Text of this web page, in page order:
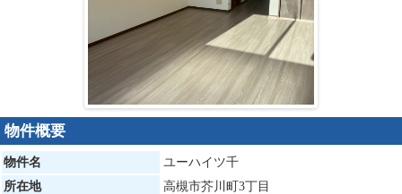
物件概要
物件名
ユーハイツ千
所在地
高槻市芥川町3丁目